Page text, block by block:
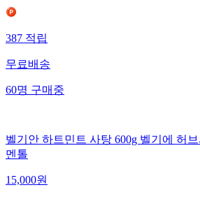
387적립
무료배송
60명구매중
벨기안 하트민트 사탕 600g 벨기에 허
멘톨
15,000원